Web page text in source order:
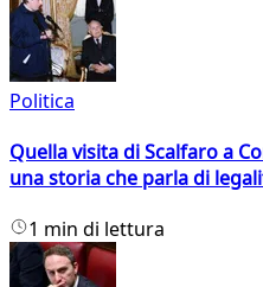
Politica
Quella visita di Scalfaro a
una storia che parla di
1 min di lettura